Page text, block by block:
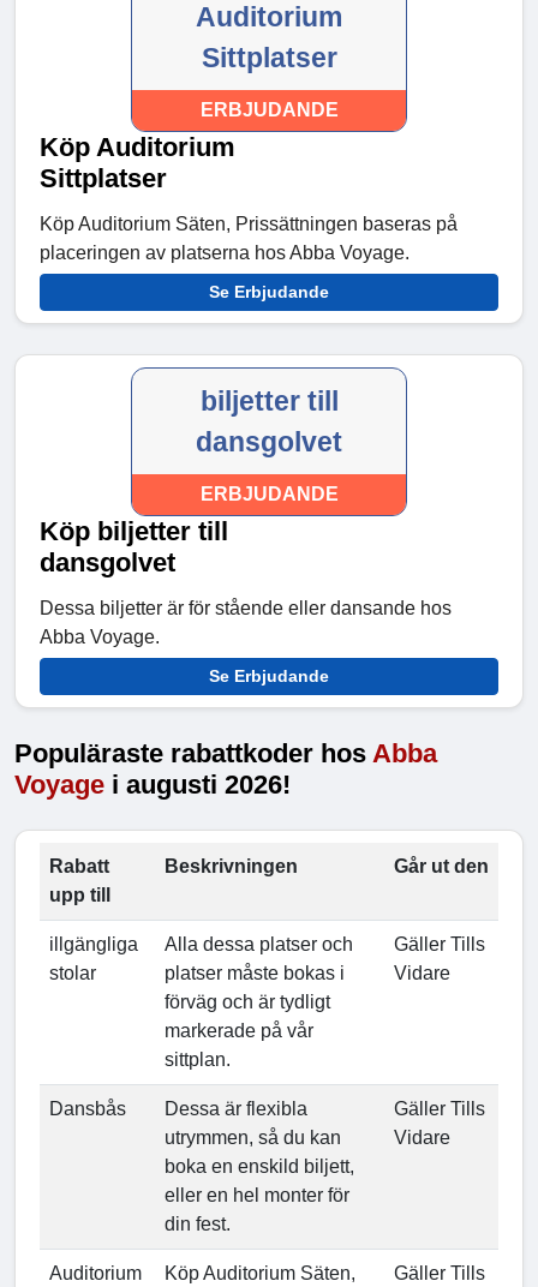
Auditorium
Sittplatser
ERBJUDANDE
Köp Auditorium
Sittplatser
Köp Auditorium Säten, Prissättningen baseras på
placeringen av platserna hos Abba Voyage.
Se Erbjudande
biljetter till
dansgolvet
ERBJUDANDE
Köp biljetter till
dansgolvet
Dessa biljetter är för stående eller dansande hos
Abba Voyage.
Se Erbjudande
Populäraste rabattkoder hos Abba
Voyage i augusti 2026!
Rabatt
upp till
Beskrivningen Går ut den
illgängliga
stolar
Alla dessa platser och
platser måste bokas i
förväg och är tydligt
markerade på vår
sittplan.
Gäller Tills
Vidare
Dansbås
Dessa är flexibla
utrymmen, så du kan
boka en enskild biljett,
eller en hel monter för
din fest.
Gäller Tills
Vidare
Auditorium
Köp Auditorium Säten,
Gäller Tills